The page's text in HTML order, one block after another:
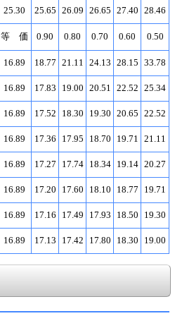
25.30 25.65 26.09 26.65 27.40 28.46
等 価 0.90 0.80 0.70 0.60 0.50
16.89 18.77 21.11 24.13 28.15 33.78
16.89 17.83 19.00 20.51 22.52 25.34
16.89 17.52 18.30 19.30 20.65 22.52
16.89 17.36 17.95 18.70 19.71 21.11
16.89 17.27 17.74 18.34 19.14 20.27
16.89 17.20 17.60 18.10 18.77 19.71
16.89 17.16 17.49 17.93 18.50 19.30
16.89 17.13 17.42 17.80 18.30 19.00